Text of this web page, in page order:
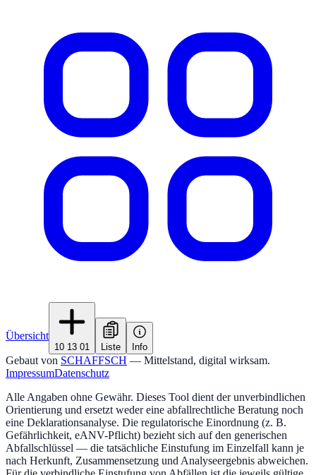
Übersicht
10 13 01 Liste Info
Gebaut von SCHAFFSCH — Mittelstand, digital wirksam.
ImpressumDatenschutz
Alle Angaben ohne Gewähr. Dieses Tool dient der unverbindlichen
Orientierung und ersetzt weder eine abfallrechtliche Beratung noch
eine Deklarationsanalyse. Die regulatorische Einordnung (z. B.
Gefährlichkeit, eANV-Pflicht) bezieht sich auf den generischen
Abfallschlüssel — die tatsächliche Einstufung im Einzelfall kann je
nach Herkunft, Zusammensetzung und Analyseergebnis abweichen.